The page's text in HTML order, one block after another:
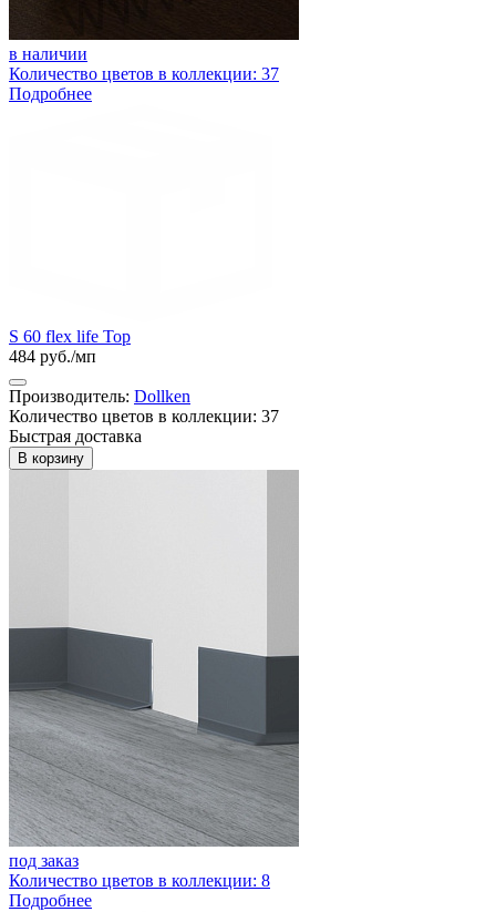
в наличии
Количество цветов в коллекции: 37
Подробнее
S 60 flex life Top
484 руб./мп
Производитель: Dollken
Количество цветов в коллекции: 37
Быстрая доставка
В корзину
под заказ
Количество цветов в коллекции: 8
Подробнее